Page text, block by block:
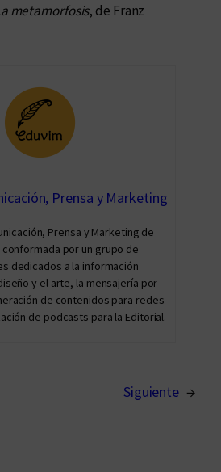
metamorfosis, de Franz
Prensa y Marketing
Prensa y Marketing de
conformada por un grupo de
dedicados a la información
y el arte, la mensajería por
de contenidos para redes
de podcasts para la Editorial.
Siguiente →